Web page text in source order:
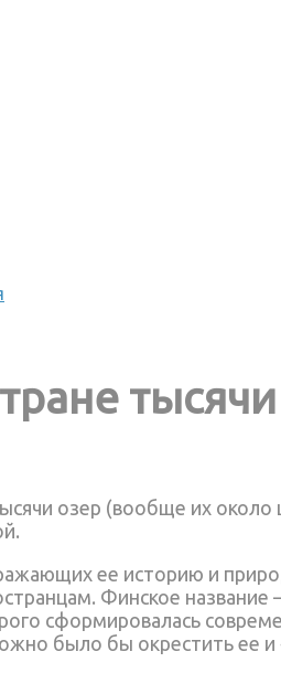
озер (вообще их около
ее историю и
Финское
сформировалась
было бы окрестить ее